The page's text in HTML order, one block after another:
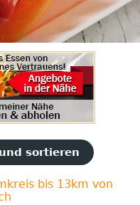
sortieren
bis 13km von